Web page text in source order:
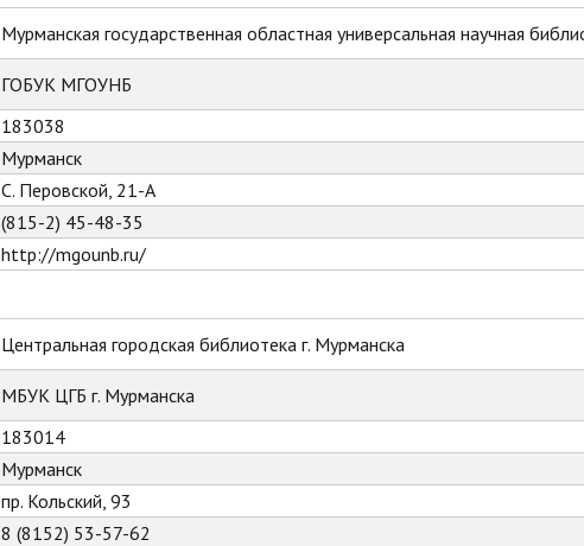
Мурманская государственная областная универсальная научная
ГОБУК МГОУНБ
183038
Мурманск
С. Перовской, 21-А
(815-2) 45-48-35
http://mgounb.ru/
Центральная городская библиотека г. Мурманска
МБУК ЦГБ г. Мурманска
183014
Мурманск
пр. Кольский, 93
8 (8152) 53-57-62